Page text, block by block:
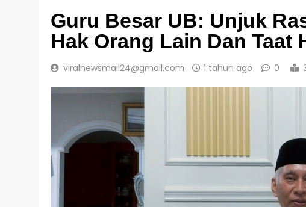
Guru Besar UB: Unjuk
Hak Orang Lain Dan Taat
viralnewsmail24@gmail.com 1 tahun ago 0